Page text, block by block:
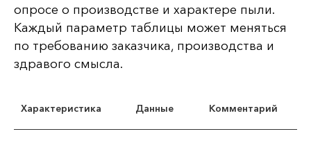
опросе о производстве и характере пыли.
Каждый параметр таблицы может меняться
по требованию заказчика, производства и
здравого смысла.
Характеристика Данные Комментарий